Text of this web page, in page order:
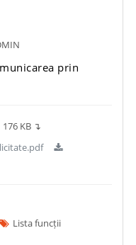
prin
176 KB ↴
Lista funcții